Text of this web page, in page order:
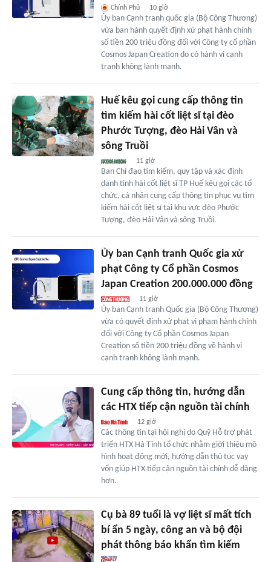
Chính Phủ 10 giờ
Ủy ban Cạnh tranh quốc gia (Bộ Công Thương)
vừa ban hành quyết định xử phạt hành chính
số tiền 200 triệu đồng đối với Công ty cổ phần
Cosmos Japan Creation do có hành vi cạnh
tranh không lành mạnh.
Huế kêu gọi cung cấp thông tin
tìm kiếm hài cốt liệt sĩ tại đèo
Phước Tượng, đèo Hải Vân và
sông Truồi
11 giờ
Ban Chỉ đạo tìm kiếm, quy tập và xác định
danh tính hài cốt liệt sĩ TP Huế kêu gọi các tổ
chức, cá nhân cung cấp thông tin phục vụ tìm
kiếm hài cốt liệt sĩ tại khu vực đèo Phước
Tượng, đèo Hải Vân và sông Truồi.
Ủy ban Cạnh tranh Quốc gia xử
phạt Công ty Cổ phần Cosmos
Japan Creation 200.000.000 đồng
11 giờ
Ủy ban Cạnh tranh Quốc gia (Bộ Công Thương)
vừa có quyết định xử phạt vi phạm hành chính
đối với Công ty Cổ phần Cosmos Japan
Creation số tiền 200 triệu đồng về hành vi
cạnh tranh không lành mạnh.
Cung cấp thông tin, hướng dẫn
các HTX tiếp cận nguồn tài chính
12 giờ
Các thông tin tại hội nghị do Quỹ Hỗ trợ phát
triển HTX Hà Tĩnh tổ chức nhằm giới thiệu mô
hình hoạt động mới, hướng dẫn thủ tục vay
vốn giúp HTX tiếp cận nguồn tài chính dễ dàng
hơn.
Cụ bà 89 tuổi là vợ liệt sĩ mất tích
bí ẩn 5 ngày, công an và bộ đội
phát thông báo khẩn tìm kiếm